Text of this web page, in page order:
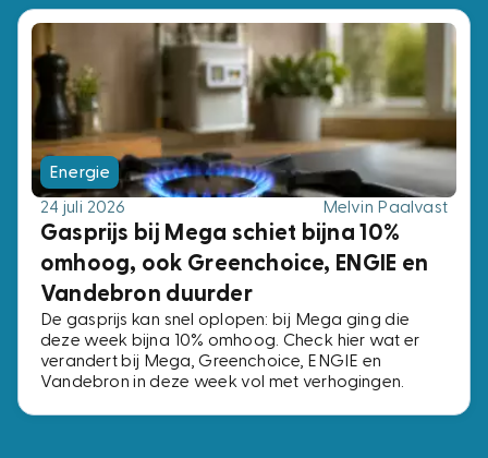
betaal je bij de ene aanbieder € 2,- per maand en
bij de andere € 15,-. Wij zochten de voordeligste
opties uit.
Energie
24 juli 2026
Melvin Paalvast
Gasprijs bij Mega schiet bijna 10%
omhoog, ook Greenchoice, ENGIE en
Vandebron duurder
De gasprijs kan snel oplopen: bij Mega ging die
deze week bijna 10% omhoog. Check hier wat er
verandert bij Mega, Greenchoice, ENGIE en
Vandebron in deze week vol met verhogingen.